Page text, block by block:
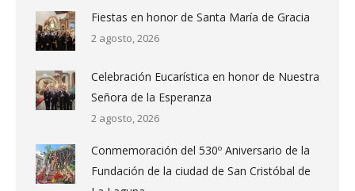
Fiestas en honor de Santa María de Gracia
2 agosto, 2026
Celebración Eucarística en honor de Nuestra
Señora de la Esperanza
2 agosto, 2026
Conmemoración del 530º Aniversario de la
Fundación de la ciudad de San Cristóbal de